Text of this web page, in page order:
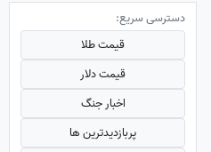
دسترسی سریع:
قیمت طلا
قیمت دلار
اخبار جنگ
پربازدید‌ترین ها